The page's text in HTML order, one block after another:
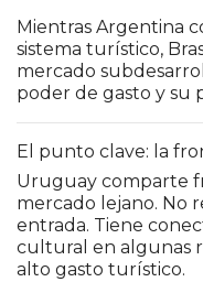
Mientras Argentina
sistema turístico,
mercado
poder de gasto y su
El punto clave: la
Uruguay comparte
mercado lejano. No
entrada. Tiene
cultural en algunas
alto gasto turístico.